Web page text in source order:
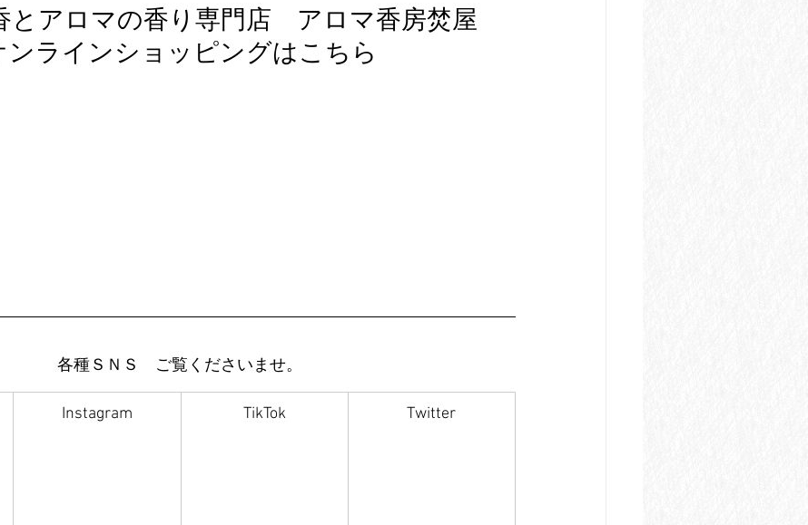
とアロマの香り専門店　アロマ香房焚屋
ンラインショッピングはこちら
各種ＳＮＳ　ご覧くださいませ。
Instagram TikTok Twitter